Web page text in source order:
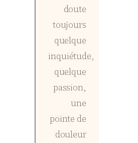
doute
toujours
quelque
inquiétude,
quelque
passion,
une
pointe de
douleur